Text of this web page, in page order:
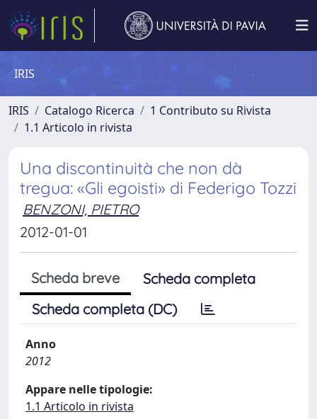
IRIS
IRIS Catalogo Ricerca
1 Contributo su Rivista
1.1 Articolo in rivista
Una discontinuità che non dà
tregua: «Gli egoisti» di Federigo Tozzi
BENZONI, PIETRO
2012-01-01
Scheda breve
Scheda completa
Scheda completa (DC)
Anno
2012
Appare nelle tipologie:
1.1 Articolo in rivista